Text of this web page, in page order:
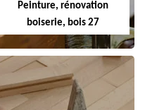
Peinture, rénovation
boiserie, bois 27